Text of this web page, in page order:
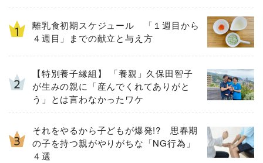
離乳食初期スケジュール 「１週目から
４週目」までの献立と与え方
【特別養子縁組】 「養親」久保田智子
が生みの親に「産んでくれてありがと
う」とは言わなかったワケ
それをやるから子どもが爆発!? 思春期
の子を持つ親がやりがちな「NG行為」
４選